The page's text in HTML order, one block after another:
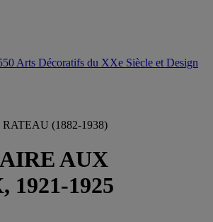
Arts Décoratifs du XXe Siècle et Design
(1882-1938)
AUX
1921-1925